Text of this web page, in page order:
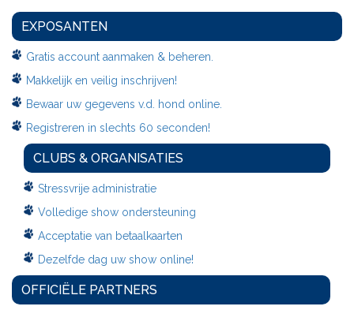
EXPOSANTEN
Gratis account aanmaken & beheren.
Makkelijk en veilig inschrijven!
Bewaar uw gegevens v.d. hond online.
Registreren in slechts 60 seconden!
CLUBS & ORGANISATIES
Stressvrije administratie
Volledige show ondersteuning
Acceptatie van betaalkaarten
Dezelfde dag uw show online!
OFFICIËLE PARTNERS